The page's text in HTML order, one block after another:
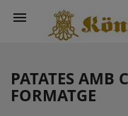

PATATES AMB
FORMATGE